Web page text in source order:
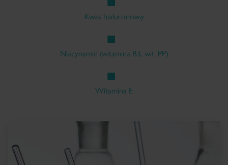
Kwas hialuronowy
Niacynamid (witamina B3, wit. PP)
Witamina E